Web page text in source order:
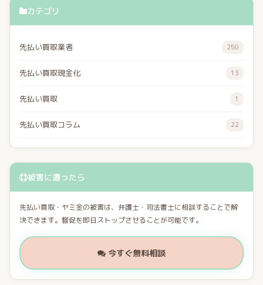
カテゴリ
先払い買取業者 250
先払い買取現金化 13
先払い買取 1
先払い買取コラム 22
被害に遭ったら
先払い買取・ヤミ金の被害は、弁護士・司法書士に相談することで解
決できます。督促を即日ストップさせることが可能です。
今すぐ無料相談